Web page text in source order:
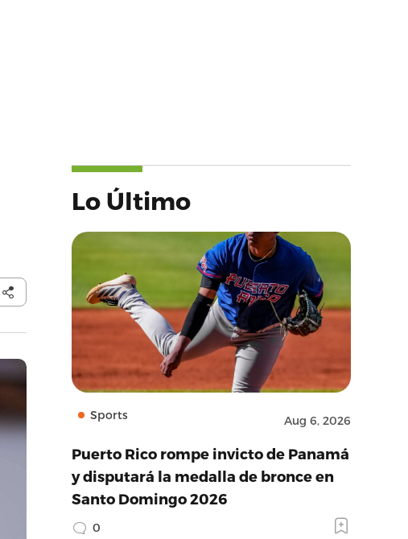
Lo Último
Sports Aug 6, 2026
Puerto Rico rompe invicto de Panamá
y disputará la medalla de bronce en
Santo Domingo 2026
0